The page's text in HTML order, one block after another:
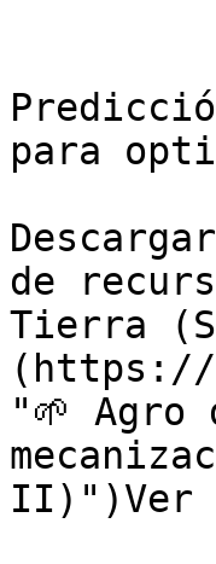
para
de
Tierra
(https://
"🌱
II)")Ver